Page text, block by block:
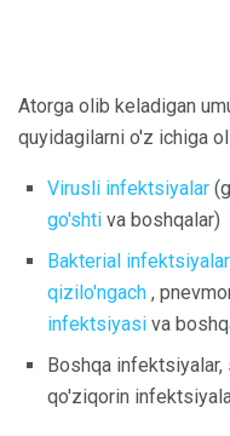
Atorga olib keladigan
quyidagilarni o'z ichiga
Virusli infektsiyalar
go'shti va boshqalar)
Bakterial infektsiyalar
qizilo'ngach ,
infektsiyasi va
Boshqa infektsiyalar,
qo'ziqorin